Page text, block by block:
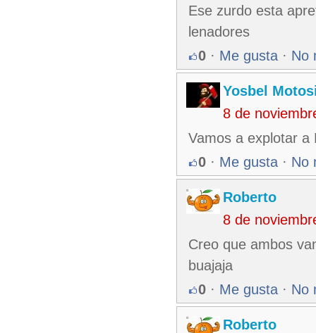
Ese zurdo esta
lenadores
0 · Me gusta · No
Yosbel
8 de
Vamos a explotar a
0 · Me gusta · No
Roberto
8 de
Creo que ambos
buajaja
0 · Me gusta · No
Roberto